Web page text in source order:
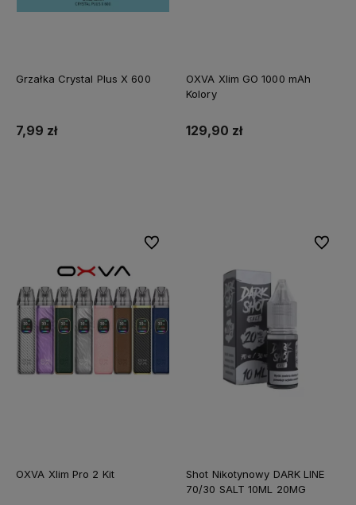
Grzałka Crystal Plus X 600
7,99 zł
OXVA Xlim GO 1000 mAh
Kolory
129,90 zł
OXVA Xlim Pro 2 Kit
Do ulubionych
Shot Nikotynowy DARK LINE
70/30 SALT 10ML 20MG
Do